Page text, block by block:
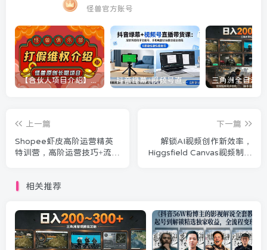
怪兽官方账号
【合伙人项目介绍】打假维权项目介绍 抖音绿幕+视频号直播带货课：居家照着稿子念起号，手机电脑双场景搭建全流程
上一篇
Shopee虾皮高阶运营精英
特训营，高阶运营技巧+流量
下一篇
解锁AI视频创作新效率，
Higgsfield Canvas视频制作
相关推荐